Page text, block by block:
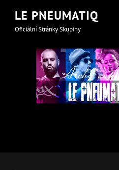
LE PNEUMATIQ
Oficiální Stránky Skupiny
Archiv